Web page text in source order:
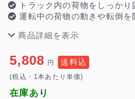
トラック内の荷物をしっかり
運転中の荷物の動きや転倒を
商品詳細を表示
5,808 円 送料込
(税込・1本あたり単価)
在庫あり